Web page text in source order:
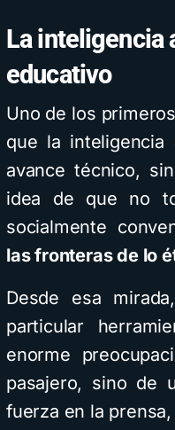
La inteligencia
educativo
Uno de los
que la
avance técnico,
idea de que no
socialmente
las fronteras de lo
Desde esa
particular
enorme
pasajero, sino de
fuerza en la